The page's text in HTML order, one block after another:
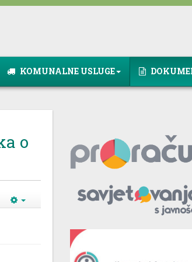
KOMUNALNE USLUGE
o